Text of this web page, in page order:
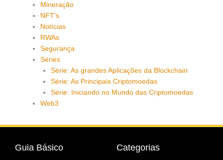
Mineração
NFT's
Notícias
RWAs
Segurança
Séries
Série: As grandes Aplicações da Blockchain
Série: As Principais Criptomoedas
Série: Iniciando no Mundo das Criptomoedas
Web3
Guia Básico Categorias